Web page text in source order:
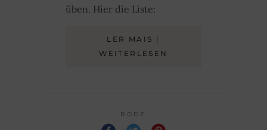
üben. Hier die Liste:
LER MAIS |
WEITERLESEN
RODE